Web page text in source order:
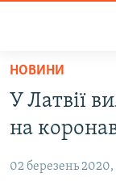
Перейти
основного
матеріалу
до
ВІДЕО ТА ФОТО
ПОЛІТИКА
НОВИНИ
У Латвії
на
02 березень 2020,